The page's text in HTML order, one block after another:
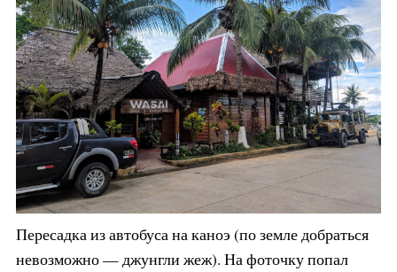
Пересадка из автобуса на каноэ (по земле добраться
невозможно — джунгли жеж). На фоточку попал